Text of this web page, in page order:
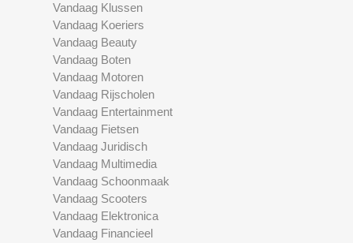
Vandaag Klussen
Vandaag Koeriers
Vandaag Beauty
Vandaag Boten
Vandaag Motoren
Vandaag Rijscholen
Vandaag Entertainment
Vandaag Fietsen
Vandaag Juridisch
Vandaag Multimedia
Vandaag Schoonmaak
Vandaag Scooters
Vandaag Elektronica
Vandaag Financieel